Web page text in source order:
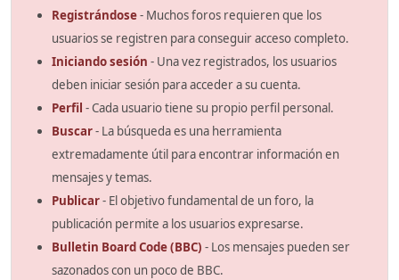
Registrándose- Muchos foros requieren que los
usuarios se registren para conseguir acceso completo.
Iniciando sesión - Una vez registrados, los usuarios
deben iniciar sesión para acceder a su cuenta.
Perfil - Cada usuario tiene su propio perfil personal.
Buscar- La búsqueda es una herramienta
extremadamente útil para encontrar información en
mensajes y temas.
Publicar- El objetivo fundamental de un foro, la
publicación permite a los usuarios expresarse.
Bulletin Board Code (BBC) - Los mensajes pueden ser
sazonados con un poco de BBC.